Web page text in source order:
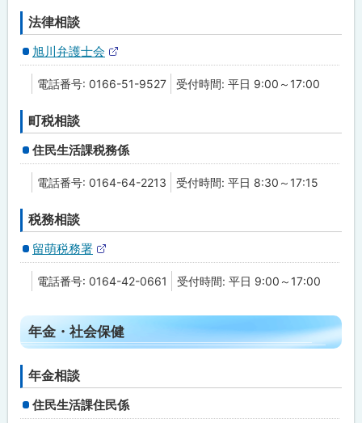
高
齢
者
・
障
害
・
福
医
療
健
康
そ
の
他
法律相談
旭川弁護士会
外
部
サ
電話番号: 0166-51-9527 受付時間: 平日 9:00～17:00
町税相談
住民生活課税務係
電話番号: 0164-64-2213 受付時間: 平日 8:30～17:15
税務相談
留萌税務署
外
部
サ
電話番号: 0164-42-0661 受付時間: 平日 9:00～17:00
ト
ッ
プ
に
戻
年金・社会保健
年金相談
住民生活課住民係